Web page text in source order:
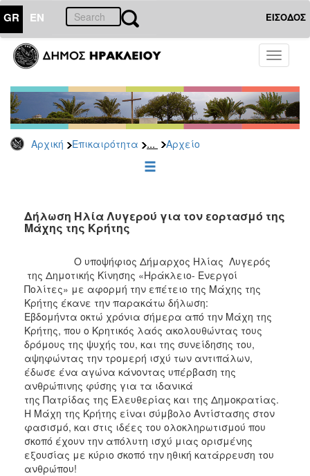
GR EN ΕΙΣΟΔΟΣ
Toggle
Αρχική Επικαιρότητα ... Αρχείο
ΕΠΙΚΑΙΡΟΤΗΤΑ
Παρατάξεις
Αρχείο
ΕΠΙΣΚΕΠΤΗΣ
Δήλωση Ηλία Λυγερού για τον εορτασμό της
Μάχης της Κρήτης
Ο υποψήφιος Δήμαρχος Ηλίας Λυγερός
της Δημοτικής Κίνησης «Ηράκλειο- Ενεργοί
Πολίτες» με αφορμή την επέτειο της Μάχης της
Κρήτης έκανε την παρακάτω δήλωση:
Εβδομήντα οκτώ χρόνια σήμερα από την Μάχη της
Κρήτης, που ο Κρητικός λαός ακολουθώντας τους
δρόμους της ψυχής του, και της συνείδησης του,
αψηφώντας την τρομερή ισχύ των αντιπάλων,
έδωσε ένα αγώνα κάνοντας υπέρβαση της
ανθρώπινης φύσης για τα ιδανικά
της Πατρίδας της Ελευθερίας και της Δημοκρατίας.
Η Μάχη της Κρήτης είναι σύμβολο Αντίστασης στον
φασισμό, και στις ιδέες του ολοκληρωτισμού που
σκοπό έχουν την απόλυτη ισχύ μιας ορισμένης
εξουσίας με κύριο σκοπό την ηθική κατάρρευση του
ανθρώπου!